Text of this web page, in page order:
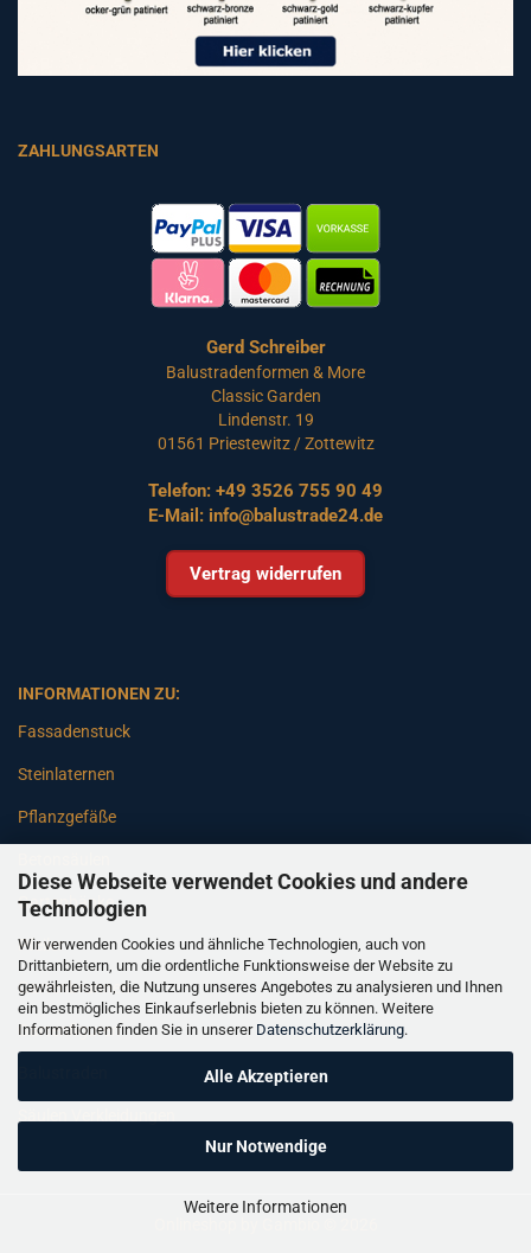
Diese Webseite verwendet Cookies und andere
Technologien
Wir verwenden Cookies und ähnliche Technologien, auch von
Drittanbietern, um die ordentliche Funktionsweise der Website zu
gewährleisten, die Nutzung unseres Angebotes zu analysieren und Ihnen
ein bestmögliches Einkaufserlebnis bieten zu können. Weitere
Informationen finden Sie in unserer Datenschutzerklärung.
Alle Akzeptieren
Nur Notwendige
Weitere Informationen
ZAHLUNGSARTEN
Gerd Schreiber
Balustradenformen & More
Classic Garden
Lindenstr. 19
01561 Priestewitz / Zottewitz
Telefon: +49 3526 755 90 49
E-Mail: info@balustrade24.de
Vertrag widerrufen
INFORMATIONEN ZU:
Fassadenstuck
Steinlaternen
Pflanzgefäße
Gartenbänke
Pfeiler
Gartenbrunnen
Gartenfiguren